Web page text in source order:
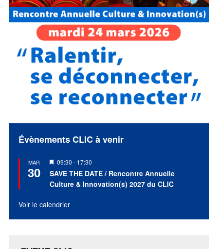
Évènements CLIC à venir
MAR
30
Mis
en
avant
09:30 - 17:30
SAVE THE DATE / Rencontre Annuelle
Culture & Innovation(s) 2027 du CLIC
Voir le calendrier